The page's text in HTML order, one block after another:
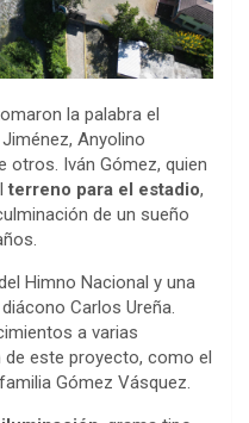
la palabra el
Anyolino
otros. Iván Gómez, quien
terreno para el estadio,
de un sueño
Himno Nacional y una
Carlos Ureña.
a varias
este proyecto, como el
Gómez Vásquez.